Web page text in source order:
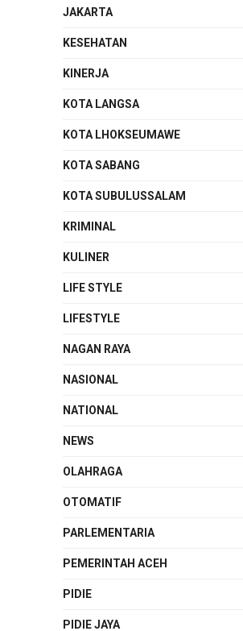
JAKARTA
KESEHATAN
KINERJA
KOTA LANGSA
KOTA LHOKSEUMAWE
KOTA SABANG
KOTA SUBULUSSALAM
KRIMINAL
KULINER
LIFE STYLE
LIFESTYLE
NAGAN RAYA
NASIONAL
NATIONAL
NEWS
OLAHRAGA
OTOMATIF
PARLEMENTARIA
PEMERINTAH ACEH
PIDIE
PIDIE JAYA